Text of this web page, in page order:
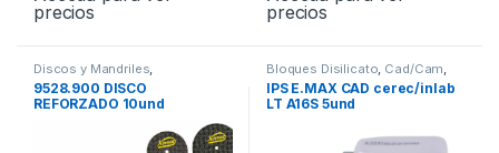
precios
precios
Discos y Mandriles
LABORATORIO
9528.900 DISCO
REFORZADO 10und
Bloques Disilicato Cad/Cam
LABORATORIO
IPS E.MAX CAD cerec/inlab
LT A16S 5und